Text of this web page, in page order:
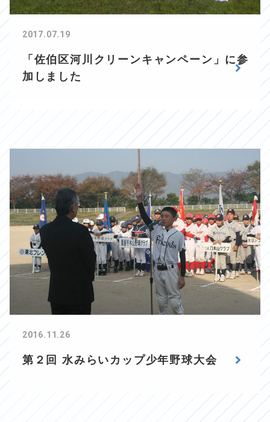
2017.07.19
「佐伯区河川クリーンキャンペーン」に参
加しました
2016.11.26
第２回 水みらいカップ少年野球大会